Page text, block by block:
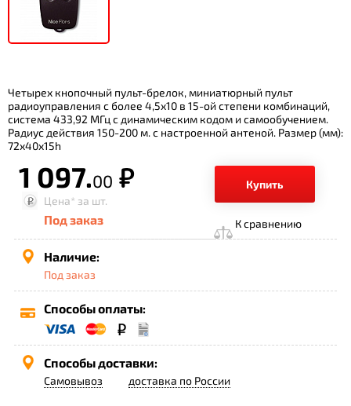
Четырех кнопочный пульт-брелок, миниатюрный пульт
радиоуправления с более 4,5х10 в 15-ой степени комбинаций,
система 433,92 МГц с динамическим кодом и самообучением.
Радиус действия 150-200 м. с настроенной антеной. Размер (мм):
72х40х15h
1 097.00 р.
Купить
Цена* за шт.
Под заказ К сравнению
Наличие:
Под заказ
Способы оплаты:
Способы доставки:
Самовывоз доставка по России